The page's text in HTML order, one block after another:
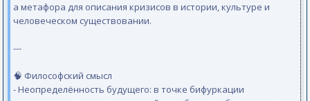
а метафора для описания кризисов в истории, культуре и
человеческом существовании.
---
🧠 Философский смысл
- Неопределённость будущего: в точке бифуркации